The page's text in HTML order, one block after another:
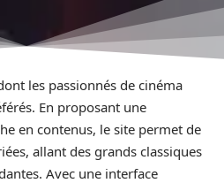
les passionnés de cinéma
En proposant une
en contenus, le site permet de
allant des grands classiques
Avec une interface